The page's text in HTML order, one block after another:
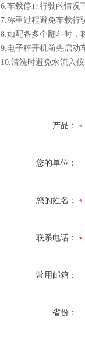
6.车载停止行驶的情况
7.称重过程避免车载行
8.如配备多个翻斗时，
9.电子秤开机前先启动
10.清洗时避免水流入
产品：
您的单位：
您的姓名：
联系电话：
常用邮箱：
省份：